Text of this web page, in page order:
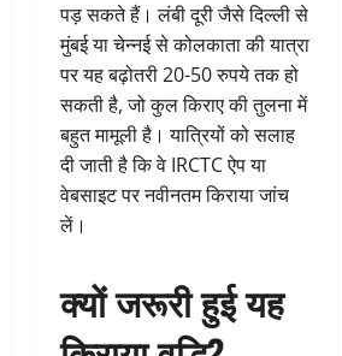
पड़ सकते हैं। लंबी दूरी जैसे दिल्ली से
मुंबई या चेन्नई से कोलकाता की यात्रा
पर यह बढ़ोतरी 20-50 रुपये तक हो
सकती है, जो कुल किराए की तुलना में
बहुत मामूली है। यात्रियों को सलाह
दी जाती है कि वे IRCTC ऐप या
वेबसाइट पर नवीनतम किराया जांच
लें।
क्यों जरूरी हुई यह